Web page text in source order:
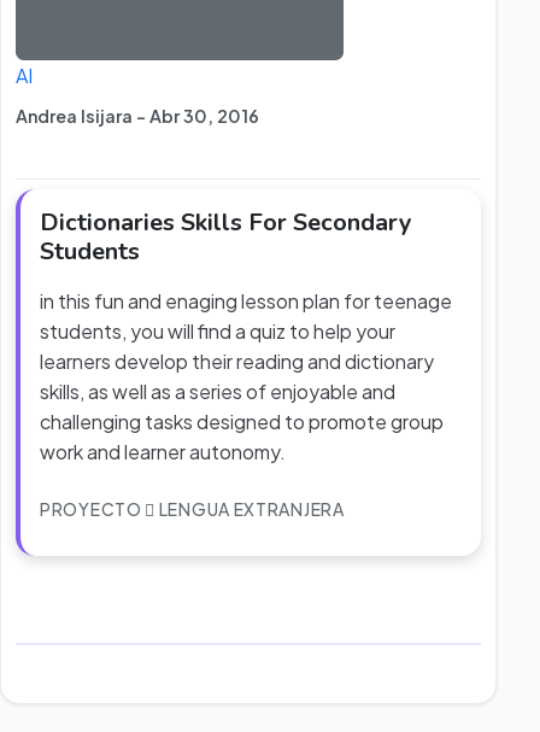
AI
Andrea Isijara - Abr 30, 2016
Dictionaries Skills For Secondary
Students
in this fun and enaging lesson plan for teenage
students, you will find a quiz to help your
learners develop their reading and dictionary
skills, as well as a series of enjoyable and
challenging tasks designed to promote group
work and learner autonomy.
PROYECTO LENGUA EXTRANJERA